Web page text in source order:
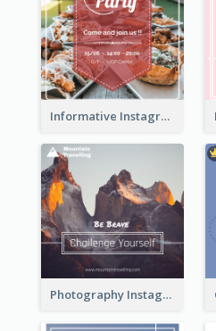
Informative Instagram Post Of Graduation Celebrating Party
Photography Instagram Post Of Mountain